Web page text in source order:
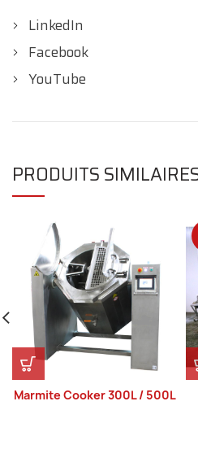
LinkedIn
Facebook
YouTube
PRODUITS
Marmite Cooker 300L / 500L